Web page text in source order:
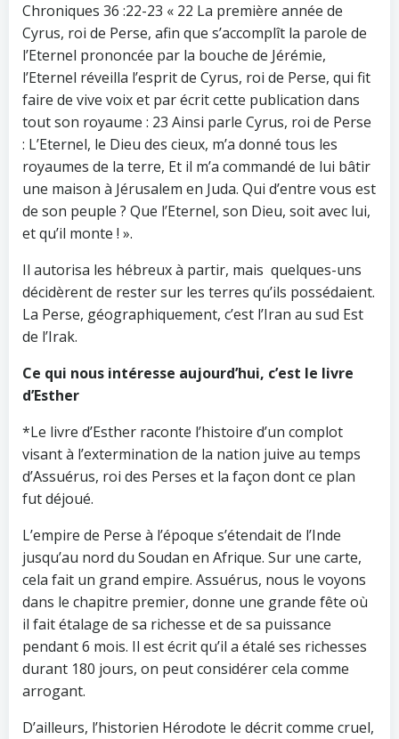
Chroniques 36 :22-23 « 22 La première année de
Cyrus, roi de Perse, afin que s’accomplît la parole de
l’Eternel prononcée par la bouche de Jérémie,
l’Eternel réveilla l’esprit de Cyrus, roi de Perse, qui fit
faire de vive voix et par écrit cette publication dans
tout son royaume : 23 Ainsi parle Cyrus, roi de Perse
: L’Eternel, le Dieu des cieux, m’a donné tous les
royaumes de la terre, Et il m’a commandé de lui bâtir
une maison à Jérusalem en Juda. Qui d’entre vous est
de son peuple ? Que l’Eternel, son Dieu, soit avec lui,
et qu’il monte ! ».
Il autorisa les hébreux à partir, mais quelques-uns
décidèrent de rester sur les terres qu’ils possédaient.
La Perse, géographiquement, c’est l’Iran au sud Est
de l’Irak.
Ce qui nous intéresse aujourd’hui, c’est le livre
d’Esther
*Le livre d’Esther raconte l’histoire d’un complot
visant à l’extermination de la nation juive au temps
d’Assuérus, roi des Perses et la façon dont ce plan
fut déjoué.
L’empire de Perse à l’époque s’étendait de l’Inde
jusqu’au nord du Soudan en Afrique. Sur une carte,
cela fait un grand empire. Assuérus, nous le voyons
dans le chapitre premier, donne une grande fête où
il fait étalage de sa richesse et de sa puissance
pendant 6 mois. Il est écrit qu’il a étalé ses richesses
durant 180 jours, on peut considérer cela comme
arrogant.
D’ailleurs, l’historien Hérodote le décrit comme cruel,